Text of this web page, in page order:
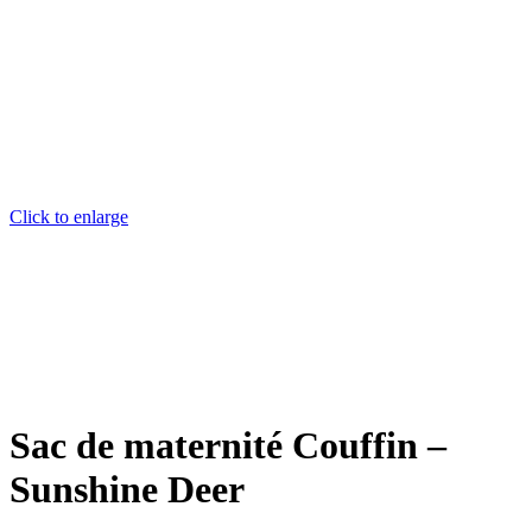
Click to enlarge
Sac de maternité Couffin –
Sunshine Deer